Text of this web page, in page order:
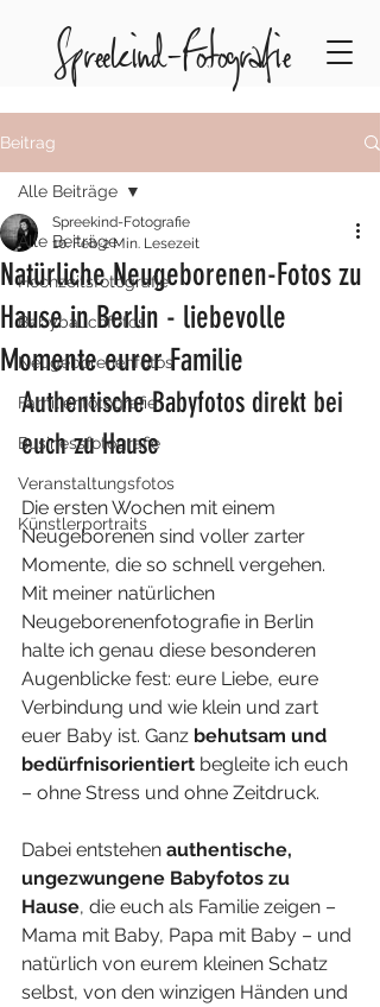
Spreekind-Fotografie
Beitrag
Alle Beiträge
Hochzeitsfotografie
Babybauchfotos
Neugeborenenfotos
Familienfotografie
Businessfotografie
Veranstaltungsfotos
Künstlerportraits
Alle Beiträge
Natürliche Neugeborenen-Fotos zu
Hause in Berlin - liebevolle
Momente eurer Familie
Spreekind-Fotografie
10. Feb.2 Min. Lesezeit
Authentische Babyfotos direkt bei
euch zu Hause
Die ersten Wochen mit einem
Neugeborenen sind voller zarter
Momente, die so schnell vergehen.
Mit meiner natürlichen
Neugeborenenfotografie in Berlin
halte ich genau diese besonderen
Augenblicke fest: eure Liebe, eure
Verbindung und wie klein und zart
euer Baby ist. Ganz behutsam und
bedürfnisorientiert begleite ich euch
– ohne Stress und ohne Zeitdruck.
Dabei entstehen authentische,
ungezwungene Babyfotos zu
Hause, die euch als Familie zeigen –
Mama mit Baby, Papa mit Baby – und
natürlich von eurem kleinen Schatz
selbst, von den winzigen Händen und